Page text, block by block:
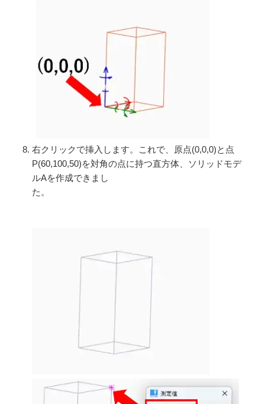
右クリックで挿入します。これで、原点(0,0,0)と点
P(60,100,50)を対角の点に持つ直方体、ソリッドモデ
ルAを作成できまし
た。